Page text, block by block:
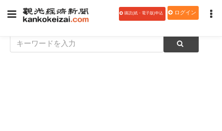
購読(紙・電子版)申込 ログイン